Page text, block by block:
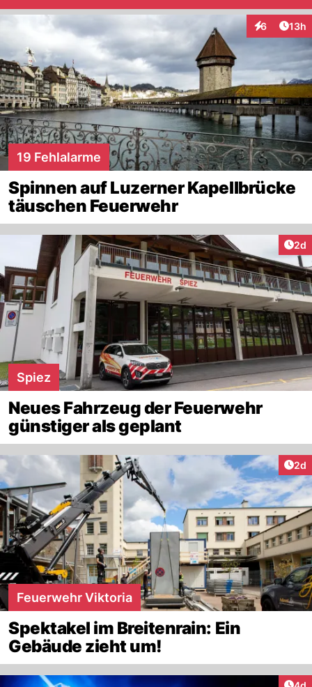
6
Interaktionen
13h
19 Fehlalarme
Spinnen auf Luzerner Kapellbrücke
täuschen Feuerwehr
2d
Spiez
Neues Fahrzeug der Feuerwehr
günstiger als geplant
2d
Feuerwehr Viktoria
Spektakel im Breitenrain: Ein
Gebäude zieht um!